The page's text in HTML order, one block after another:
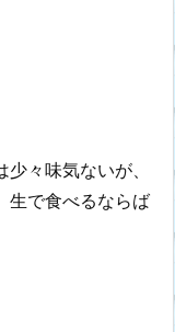
々味気ないが、
生で食べるならば